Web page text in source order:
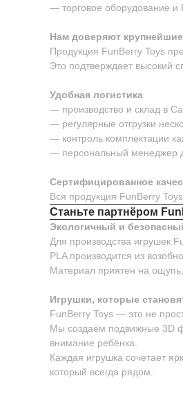
— торговое оборудование и
Нам доверяют крупнейшие
Продукция FunBerry Toys
Это подтверждает высокий
Удобная логистика
— производство и склад в
— регулярные отгрузки
— контроль комплектации
— персональный менеджер
Сертифицированное
Вся продукция FunBerry
Станьте партнёром
Экологичный и
Для производства игрушек
PLA производится из
Материал приятен на
Игрушки, которые
FunBerry Toys — это не
Мы создаём подвижные 3D
внимание ребёнка.
Каждая игрушка сочетает
который всегда рядом.